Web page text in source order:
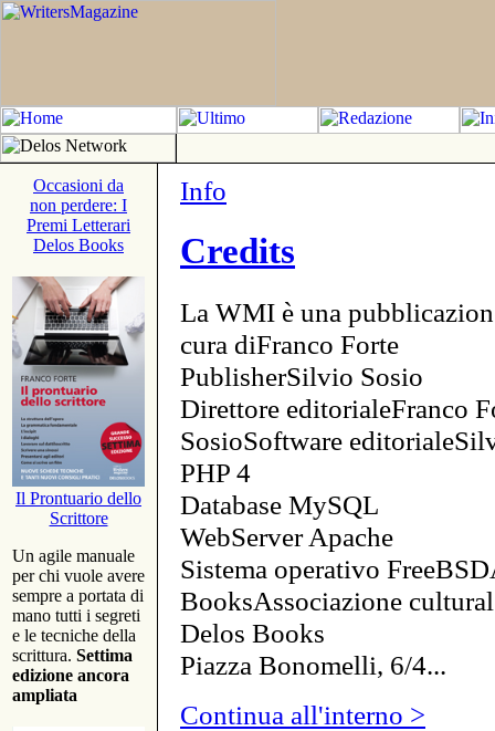
Occasioni da
non perdere: I
Premi Letterari
Delos Books
Il Prontuario dello
Scrittore
Un agile manuale
per chi vuole avere
sempre a portata di
mano tutti i segreti
e le tecniche della
scrittura. Settima
edizione ancora
ampliata
Info
Credits
La WMI è una
cura diFranco Forte
PublisherSilvio Sosio
Direttore editorialeFranco
SosioSoftware
PHP 4
Database MySQL
WebServer Apache
Sistema operativo
BooksAssociazione
Delos Books
Piazza Bonomelli, 6/4...
Continua all'interno >